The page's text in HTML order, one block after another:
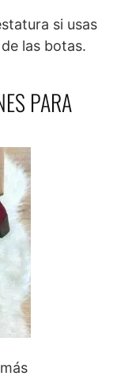
si usas
las botas.
PARA